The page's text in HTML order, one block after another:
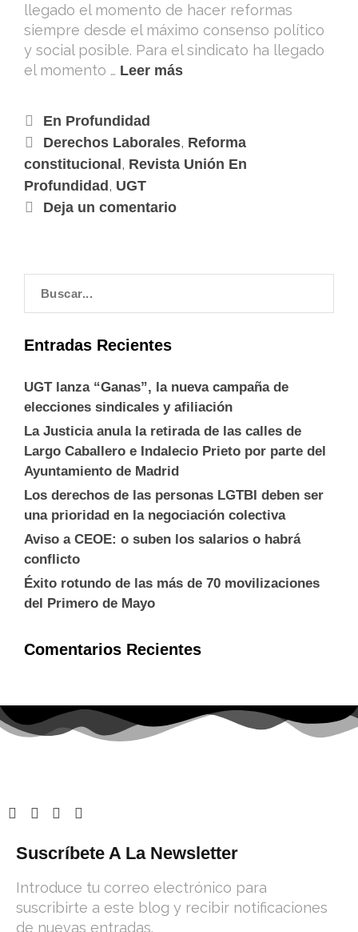
llegado el momento de hacer reformas
siempre desde el máximo consenso político
y social posible. Para el sindicato ha llegado
el momento … Leer más
En Profundidad
Derechos Laborales, Reforma
constitucional, Revista Unión En
Profundidad, UGT
Deja un comentario
Entradas Recientes
UGT lanza “Ganas”, la nueva campaña de
elecciones sindicales y afiliación
La Justicia anula la retirada de las calles de
Largo Caballero e Indalecio Prieto por parte del
Ayuntamiento de Madrid
Los derechos de las personas LGTBI deben ser
una prioridad en la negociación colectiva
Aviso a CEOE: o suben los salarios o habrá
conflicto
Éxito rotundo de las más de 70 movilizaciones
del Primero de Mayo
Comentarios Recientes
Suscríbete A La Newsletter
Introduce tu correo electrónico para
suscribirte a este blog y recibir notificaciones
de nuevas entradas.